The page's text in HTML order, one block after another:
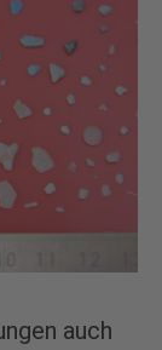
auch